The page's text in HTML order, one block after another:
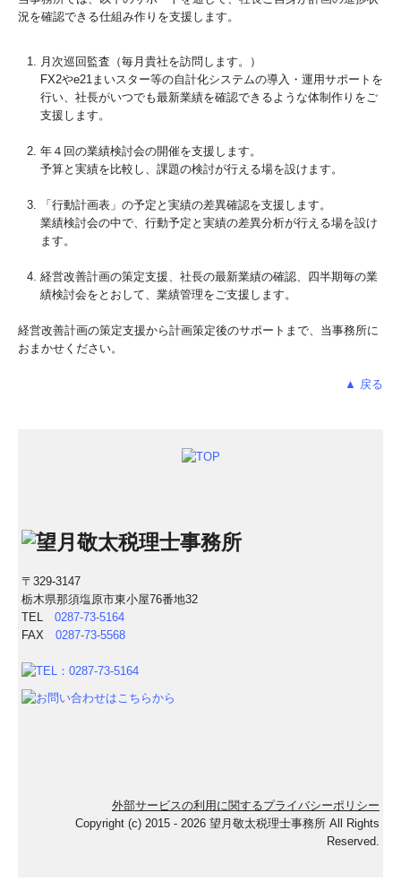
況を確認できる仕組み作りを支援します。
月次巡回監査（毎月貴社を訪問します。）
FX2やe21まいスター等の自計化システムの導入・運用サポートを
行い、社長がいつでも最新業績を確認できるような体制作りをご
支援します。
年４回の業績検討会の開催を支援します。
予算と実績を比較し、課題の検討が行える場を設けます。
「行動計画表」の予定と実績の差異確認を支援します。
業績検討会の中で、行動予定と実績の差異分析が行える場を設け
ます。
経営改善計画の策定支援、社長の最新業績の確認、四半期毎の業
績検討会をとおして、業績管理をご支援します。
経営改善計画の策定支援から計画策定後のサポートまで、当事務所に
おまかせください。
▲ 戻る
〒329-3147
栃木県那須塩原市東小屋76番地32
TEL0287-73-5164
FAX0287-73-5568
外部サービスの利用に関するプライバシーポリシー
Copyright (c) 2015 - 2026 望月敬太税理士事務所 All Rights
Reserved.